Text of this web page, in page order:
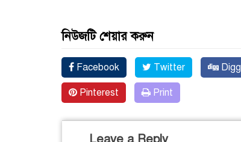
নিউজটি শেয়ার করুন
Facebook Twitter Digg
Pinterest Print